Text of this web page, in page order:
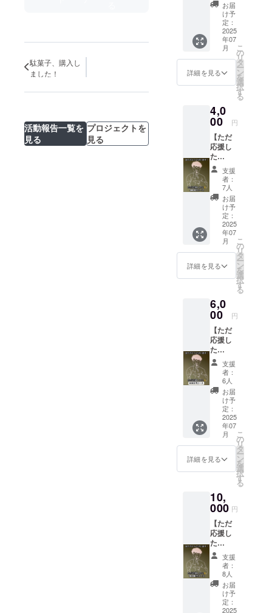
駄菓子、購入し
ました！
活動報告一覧を
見る
プロジェクトを
見る
きま
す。 ・
駄菓子
は7月5
日(土)の
THE
SiLENT
BARの
ます。
で飲め
ます。
・当
日、受
付にて
待ち時
間が少
なくご
受付時
にドリ
ンクチ
ケット
をお渡
しいた
します
ので、
スタッ
フにク
ラウド
ファン
ディン
グで支
援をし
た旨を
お声掛
組一回
限りの
利用と
させて
頂きま
す。 ・
現金へ
の交換
はでき
ませ
ん。お
つりは
でませ
ん。 ・
有効期
2025年
7月5
7月5
日 1日
限り
ト 割
引クー
ポン
【アル
コール3
杯チ
ケッ
ト 割
引クー
・ザ・
サイレ
ント
バーに
てアル
コール
が3杯を
約150円
引きで
飲めま
す。お
つまみ
もつき
ます。
アル
コール
の種類
酒など
様々で
す。
※20歳未
満の者
による
飲酒は
法令で
禁止さ
れてい
ます。
20歳未
満の方
はこの
リター
ンを選
択でき
受付に
て待ち
時間が
少なく
ご案内
できま
す。 ・
受付時
にドリ
ンクチ
ケット
をお渡
お届
け予
定：
2025
年07
月
詳細を見る
こ
の
リ
タ
ー
ン
を
選
択
す
る
4,0
00 円
【ただ
応援し
た
い！】
このプ
ランは
ただ、
プロ
ジェク
トを
「応援
した
い！」
という
お気持
ちでご
さる方
向けで
す。心
からの
感謝を
込め
て、活
動を前
に進め
させて
頂きま
す。 あ
りがと
うござ
いま
す。 な
お、会
方に
は、プ
ロジェ
クト終
了後に
感謝の
メール
（また
は動
画）を
送りま
す。さ
支援
者：
7人
お届
け予
定：
2025
年07
月
詳細を見る
こ
の
リ
タ
ー
ン
を
選
択
す
る
6,0
00 円
【ただ
応援し
た
い！】
このプ
ランは
ただ、
プロ
ジェク
トを
「応援
した
い！」
という
お気持
ちでご
さる方
向けで
す。心
からの
感謝を
込め
て、活
動を前
に進め
させて
頂きま
す。 あ
支援
者：
6人
お届
け予
定：
2025
年07
月
詳細を見る
こ
の
リ
タ
ー
ン
を
選
択
す
る
10,
000 円
【ただ
応援し
た
い！】
このプ
ランは
ただ、
プロ
ジェク
トを
支援
者：
8人
お届
け予
定：
2025